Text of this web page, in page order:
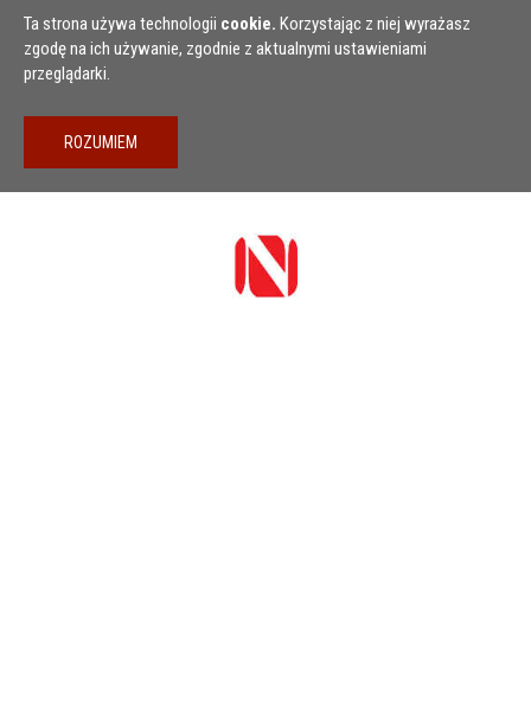
Przejdź do treści
Ta strona używa technologii cookie. Korzystając z niej wyrażasz
zgodę na ich używanie, zgodnie z aktualnymi ustawieniami
przeglądarki.